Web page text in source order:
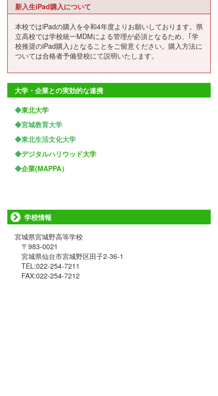
新入生iPad購入について
本校ではiPadの購入を令和4年度よりお願いしております。県
立高校では学校統一MDMによる管理が必須となるため、｢学
校推奨のiPad購入｣となることをご留意ください。購入方法に
ついては合格者予備登校にて説明いたします。
大学・企業との実効的な連携
◆東北大学
◆宮城教育大学
◆東北生活文化大学
◆デジタルハリウッド大学
◆企業(MAPPA）
学校情報
宮城県宮城野高等学校
〒983-0021
宮城県仙台市宮城野区田子2-36-1
TEL:022-254-7211
FAX:022-254-7212